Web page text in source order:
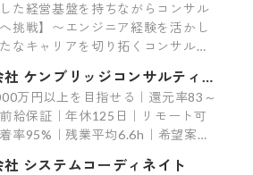
した経営基盤を持ちながらコンサル
挑戦】〜エンジニア経験を活かし
なキャリアを切り拓くコンサルテ
社 ケンブリッジコンサルティン
万円以上を目指せる｜還元率83～
給保証｜年休125日｜リモート可
率95%｜残業平均6.6h｜希望案件
社 システムコーディネイト